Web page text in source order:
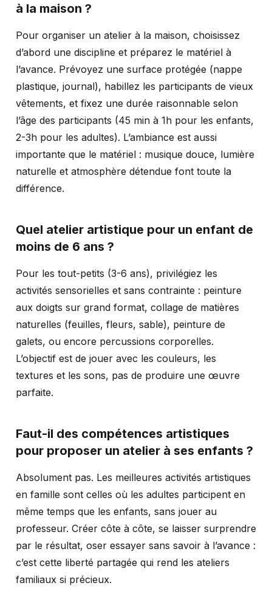
à la maison ?
Pour organiser un atelier à la maison, choisissez
d’abord une discipline et préparez le matériel à
l’avance. Prévoyez une surface protégée (nappe
plastique, journal), habillez les participants de vieux
vêtements, et fixez une durée raisonnable selon
l’âge des participants (45 min à 1h pour les enfants,
2-3h pour les adultes). L’ambiance est aussi
importante que le matériel : musique douce, lumière
naturelle et atmosphère détendue font toute la
différence.
Quel atelier artistique pour un enfant de
moins de 6 ans ?
Pour les tout-petits (3-6 ans), privilégiez les
activités sensorielles et sans contrainte : peinture
aux doigts sur grand format, collage de matières
naturelles (feuilles, fleurs, sable), peinture de
galets, ou encore percussions corporelles.
L’objectif est de jouer avec les couleurs, les
textures et les sons, pas de produire une œuvre
parfaite.
Faut-il des compétences artistiques
pour proposer un atelier à ses enfants ?
Absolument pas. Les meilleures activités artistiques
en famille sont celles où les adultes participent en
même temps que les enfants, sans jouer au
professeur. Créer côte à côte, se laisser surprendre
par le résultat, oser essayer sans savoir à l’avance :
c’est cette liberté partagée qui rend les ateliers
familiaux si précieux.